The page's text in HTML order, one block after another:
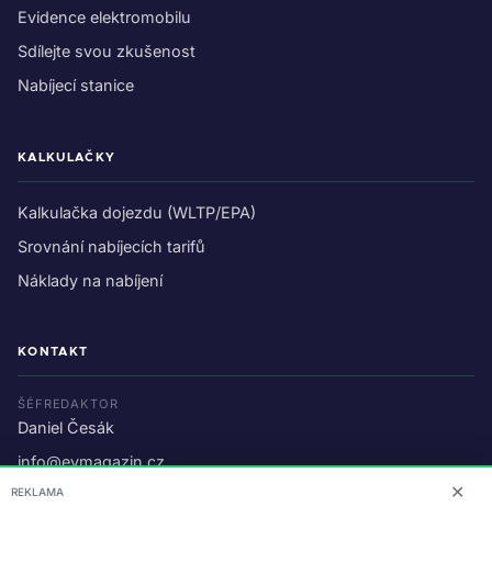
Evidence elektromobilu
Sdílejte svou zkušenost
Nabíjecí stanice
KALKULAČKY
Kalkulačka dojezdu (WLTP/EPA)
Srovnání nabíjecích tarifů
Náklady na nabíjení
KONTAKT
ŠÉFREDAKTOR
Daniel Česák
info@evmagazin.cz
O nás
REKLAMA ✕